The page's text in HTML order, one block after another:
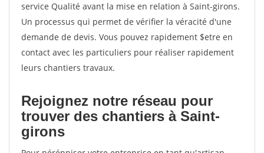
service Qualité avant la mise en relation à Saint-girons.
Un processus qui permet de vérifier la véracité d'une
demande de devis. Vous pouvez rapidement $etre en
contact avec les particuliers pour réaliser rapidement
leurs chantiers travaux.
Rejoignez notre réseau pour
trouver des chantiers à Saint-
girons